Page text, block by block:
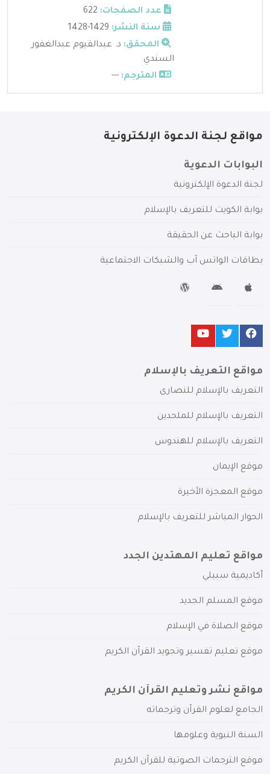
عدد الصفحات:
سنة النشر:
المحقق: د. عبدالقيوم عبدالغفور
السندي
المترجم: ---
مواقع لجنة الدعوة الإلكترونية
البوابات الدعوية
لجنة الدعوة الإلكترونية
بوابة الكويت للتعريف بالإسلام
بوابة الباحث عن الحقيقة
بطاقات الواتس آب والشبكات الاجتماعية
مواقع التعريف بالإسلام
التعريف بالإسلام للنصارى
التعريف بالإسلام للملحدين
التعريف بالإسلام للهندوس
موقع الإيمان
موقع المعجزة الأخيرة
الحوار المباشر للتعريف بالإسلام
مواقع تعليم المهتدين الجدد
أكاديمية سبيلي
موقع المسلم الجديد
موقع الصلاة في الإسلام
موقع تعليم تفسير وتجويد القرآن الكريم
مواقع نشر وتعليم القرآن الكريم
الجامع لعلوم القرآن وترجماته
السنة النبوية وعلومها
موقع الترجمات الصوتية للقرآن الكريم